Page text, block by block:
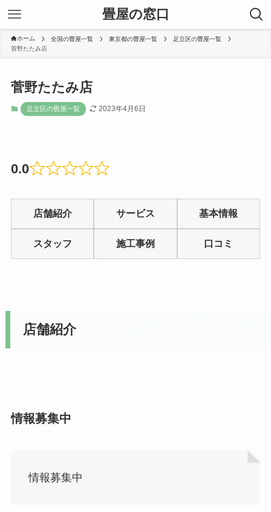
畳屋の窓口
ホーム 全国の畳屋一覧 東京都の畳屋一覧
足立区の畳屋一覧
菅野たたみ店
菅野たたみ店
足立区の畳屋一覧 2023年4月6日
0.0
Rated
0
out
5
店舗紹介 サービス 基本情報
スタッフ 施工事例 口コミ
店舗紹介
情報募集中
情報募集中